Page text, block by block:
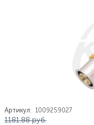
Артикул: 1009259027
Цена
1 181.88 руб.